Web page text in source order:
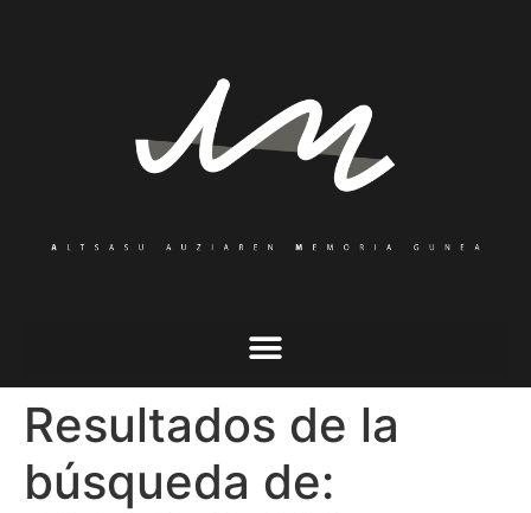
Resultados de la
búsqueda de: